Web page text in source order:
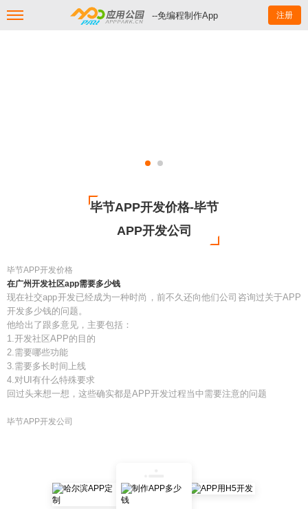
--免编程制作App 注册
毕节APP开发价格-毕节
APP开发公司
毕节APP开发价格
在广州开发社区app需要多少钱
现在社交app开发已经成为一种时尚，前不久还向他们公司咨询过关于APP
开发多少钱的问题。
他给出了跟多意见，主要包括：
1.开发社区APP的目的
2.需要哪些功能
3.需要多长时间上线
4.对UI有什么特殊要求
回过头来想一想，这些确实都是APP开发过程当中需要注意的问题
毕节APP开发公司